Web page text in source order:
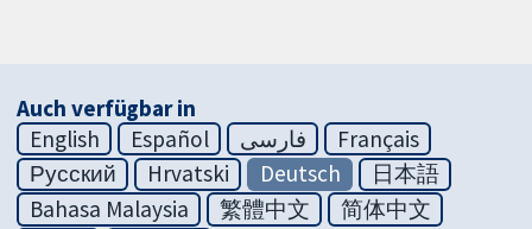
Auch verfügbar in
English
Español فارسی
Français
Русский
Hrvatski Deutsch
日本語
Bahasa Malaysia
繁體中文
简体中文